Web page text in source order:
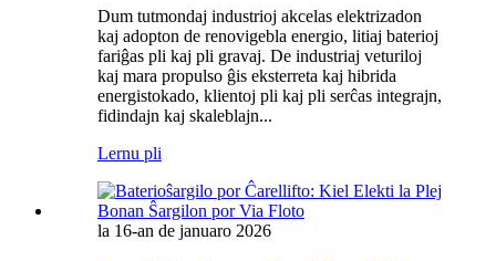
Dum tutmondaj industrioj akcelas elektrizadon
kaj adopton de renovigebla energio, litiaj baterioj
fariĝas pli kaj pli gravaj. De industriaj veturiloj
kaj mara propulso ĝis eksterreta kaj hibrida
energistokado, klientoj pli kaj pli serĉas integrajn,
fidindajn kaj skaleblajn...
Lernu pli
la 16-an de januaro 2026